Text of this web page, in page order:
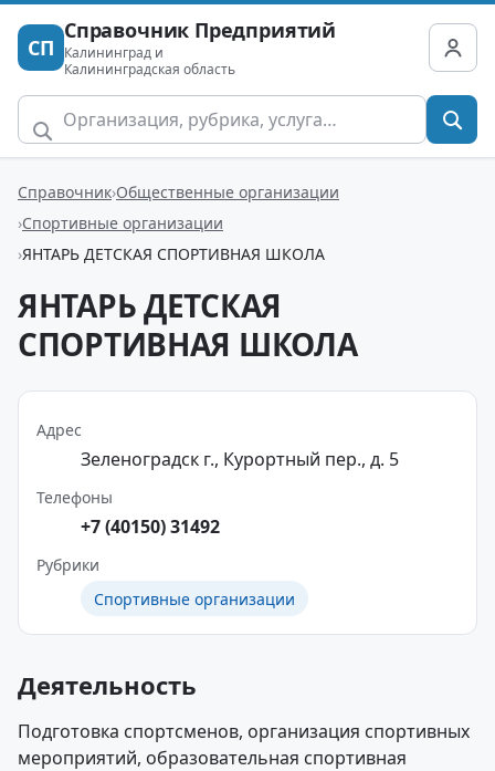
СП
Справочник Предприятий
Калининград и
Калининградская область
Справочник Общественные организации
Спортивные организации
ЯНТАРЬ ДЕТСКАЯ СПОРТИВНАЯ ШКОЛА
ЯНТАРЬ ДЕТСКАЯ
СПОРТИВНАЯ ШКОЛА
Адрес
Зеленоградск г., Курортный пер., д. 5
Телефоны
+7 (40150) 31492
Рубрики
Спортивные организации
Деятельность
Подготовка спортсменов, организация спортивных
мероприятий, образовательная спортивная